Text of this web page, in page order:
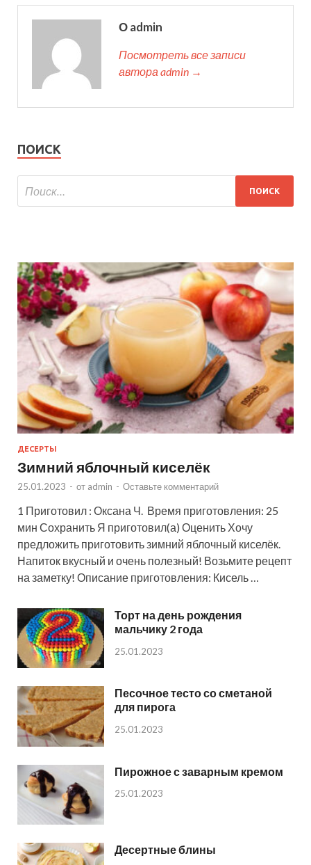
О admin
Посмотреть все записи
автора admin →
ПОИСК
ДЕСЕРТЫ
Зимний яблочный киселёк
25.01.2023 - от admin - Оставьте комментарий
1 Приготовил : Оксана Ч. Время приготовления: 25
мин Сохранить Я приготовил(а) Оценить Хочу
предложить приготовить зимний яблочный киселёк.
Напиток вкусный и очень полезный! Возьмите рецепт
на заметку! Описание приготовления: Кисель …
Торт на день рождения
мальчику 2 года
25.01.2023
Песочное тесто со сметаной
для пирога
25.01.2023
Пирожное с заварным кремом
25.01.2023
Десертные блины